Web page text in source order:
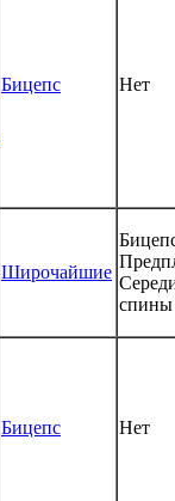
Бицепс Нет
Широчайшие
спины
Бицепс Нет